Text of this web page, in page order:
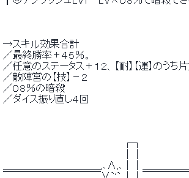
→スキル効果合計
／最終勝率＋４５％。
／任意のステータス＋１２、【耐】【運】のうち
／敵陣営の【技】－２
／０８％の暗殺
／ダイス振り直し４回
┌┐
＿＿＿＿＿＿＿＿＿＿,､∧,､｜｜＿＿＿＿